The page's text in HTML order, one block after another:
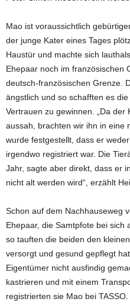
Mao ist voraussichtlich
der junge Kater eines Tages
Haustür und machte sich
Ehepaar noch im französischen
deutsch-französischen Grenze.
ängstlich und so schafften es
Vertrauen zu gewinnen. „Da
aussah, brachten wir ihn in eine
wurde festgestellt, dass er
irgendwo registriert war. Die
Jahr, sagte aber direkt, dass er
nicht alt werden wird“, erzählt
Schon auf dem Nachhauseweg
Ehepaar, die Samtpfote bei sich
so tauften die beiden den
versorgt und gesund gepflegt
Eigentümer nicht ausfindig
kastrieren und mit einem
registrierten sie Mao bei